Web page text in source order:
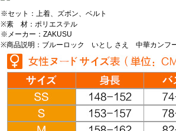
※セット：上着、ズボン、ベルト
※素 材：ポリエステル
※メーカー：ZAKUSU
※商品説明：ブルーロック いとし さえ 中華カンフ